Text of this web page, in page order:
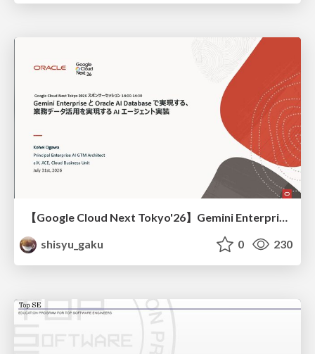
【Google Cloud Next Tokyo'26】Gemini Enterprise と Oracle AI Database で実現する、 業務データ活用を実現する AI エージェント実装
shisyu_gaku
0 230